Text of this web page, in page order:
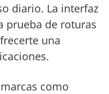
diario. La interfaz
prueba de roturas
una
como